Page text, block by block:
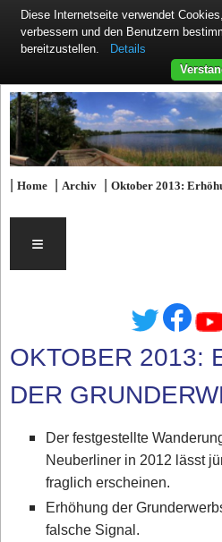
|Home |Archiv |Oktober 2013:
≡
OKTOBER 2013:
DER
Der festgestellte
Neuberliner in 2012 lässt
fraglich erscheinen.
Erhöhung der
falsche Signal.
Diese Internetseite verwendet
verbessern und den Benutzern
bereitzustellen.
Details